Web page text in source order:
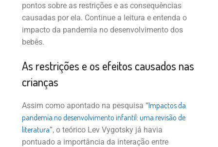
pontos sobre as restrições e as consequências
causadas por ela. Continue a leitura e entenda o
impacto da pandemia no desenvolvimento dos
bebês.
As restrições e os efeitos causados nas
crianças
Assim como apontado na pesquisa “Impactos da
pandemia no desenvolvimento infantil: uma revisão de
literatura”, o teórico Lev Vygotsky já havia
pontuado a importância da interação entre